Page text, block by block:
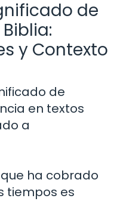
de
y Contexto
de
en textos
a
ha cobrado
tiempos es